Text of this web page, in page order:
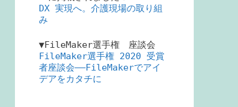
DX 実現へ。介護現場の取り組
み
▼FileMaker選手権 座談会
FileMaker選手権 2020 受賞
者座談会――FileMakerでアイ
デアをカタチに